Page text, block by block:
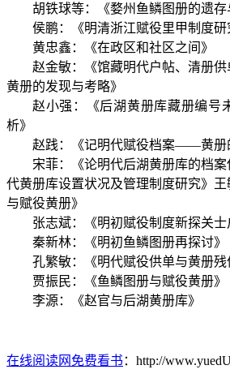
胡铁球等：《婺州鱼鳞图册的遗存
侯鹏：《明清浙江赋役里甲制度研
黄忠鑫：《在政区和社区之间》
赵金敏：《馆藏明代户帖、清册
黄册的发现与考略》
赵小强：《后湖黄册库藏册编号
析》
赵践：《记明代赋役档案——黄册
宋菲：《论明代后湖黄册库的档
代黄册库设置状况及管理制度研究》
与赋役黄册》
张志斌：《明初赋役制度新探关士
秦新林：《明初鱼鳞图册再探讨》
孔繁敏：《明代赋役供单与黄册残
贾振民：《鱼鳞图册与赋役黄册》
李源：《赵官与后湖黄册库》
在线阅读网免费看书 ：http://